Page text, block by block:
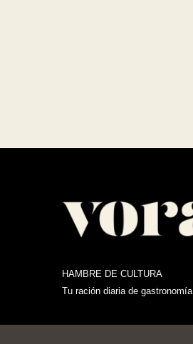
HAMBRE DE CULTURA
Tu ración diaria de gastronomía